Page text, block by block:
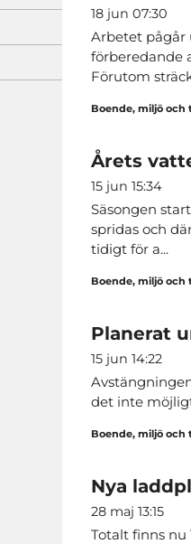
18 jun 07:30
Arbetet pågår
förberedande
Förutom
Boende, miljö och
Årets
15 jun 15:34
Säsongen
spridas och
tidigt för a...
Boende, miljö och
Planerat
15 jun 14:22
det inte
Boende, miljö och
Nya
28 maj 13:15
Totalt finns nu